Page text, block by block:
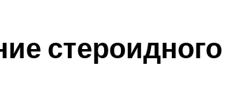
стероидного